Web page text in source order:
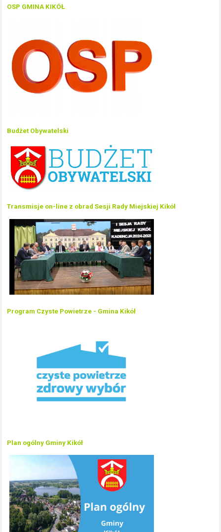
OSP GMINA KIKÓŁ
Budżet Obywatelski
Transmisje on-line z obrad Sesji Rady Miejskiej Kikół
Program Czyste Powietrze - Gmina Kikół
Plan ogólny Gminy Kikół